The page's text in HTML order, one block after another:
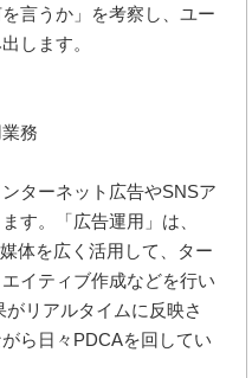
言うか」を考察し、ユー
します。
務
ターネット広告やSNSア
す。「広告運用」は、
体を広く活用して、ター
イティブ作成などを行い
リアルタイムに反映さ
ら日々PDCAを回してい